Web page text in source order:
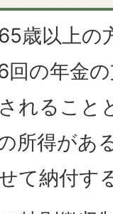
歳以上の
の年金
れること
所得があ
て納付す